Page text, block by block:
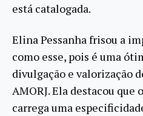
está catalogada.
Elina Pessanha frisou a
como esse, pois é uma
divulgação e valorização
AMORJ. Ela destacou
carrega uma